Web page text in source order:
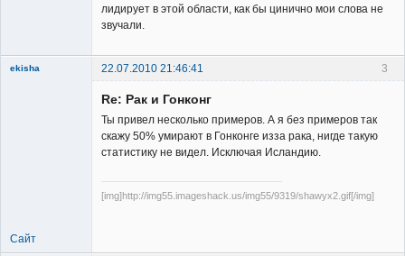
лидирует в этой области, как бы цинично мои слова не
звучали.
3
ekisha 22.07.2010 21:46:41
Re: Рак и Гонконг
Ты привел несколько примеров. А я без примеров так
скажу 50% умирают в Гонконге изза рака, нигде такую
статистику не видел. Исключая Исландию.
[img]http://img55.imageshack.us/img55/9319/shawyx2.gif[/img]
Сайт